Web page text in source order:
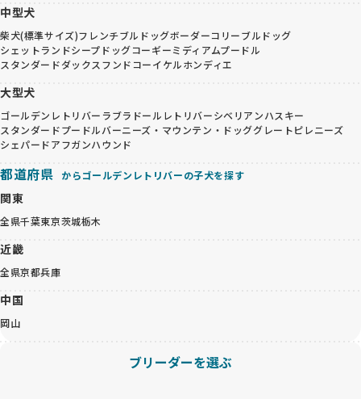
中型犬
柴犬(標準サイズ)フレンチブルドッグボーダーコリーブルドッグ
シェットランドシープドッグコーギーミディアムプードル
スタンダードダックスフンドコーイケルホンディエ
大型犬
ゴールデンレトリバー ラブラドールレトリバーシベリアンハスキー
スタンダードプードルバーニーズ・マウンテン・ドッググレートピレニーズ
シェパードアフガンハウンド
都道府県 からゴールデンレトリバーの子犬を探す
関東
全県千葉東京茨城栃木
近畿
全県京都兵庫
中国
岡山
ブリーダーを選ぶ